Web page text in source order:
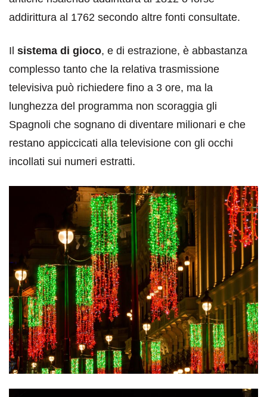
addirittura al 1762 secondo altre fonti consultate.
Il sistema di gioco, e di estrazione, è abbastanza
complesso tanto che la relativa trasmissione
televisiva può richiedere fino a 3 ore, ma la
lunghezza del programma non scoraggia gli
Spagnoli che sognano di diventare milionari e che
restano appiccicati alla televisione con gli occhi
incollati sui numeri estratti.